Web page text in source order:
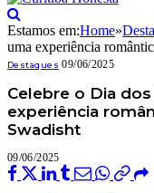
Estamos em:Home»
uma experiência
Destaques 09/06/2025
Celebre o Dia
experiência
Swadisht
09/06/2025